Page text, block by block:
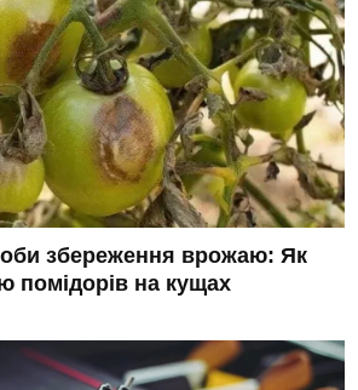
збереження врожаю: Як
помідорів на кущах